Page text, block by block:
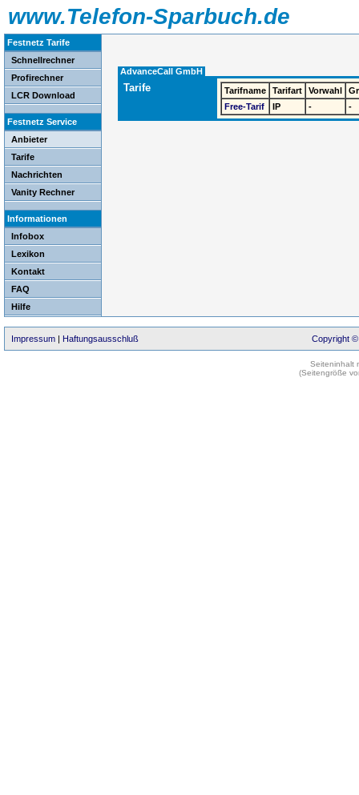
www.Telefon-Sparbuch.de
Festnetz Tarife
Schnellrechner
Profirechner
LCR Download
Festnetz Service
Anbieter
Tarife
Nachrichten
Vanity Rechner
Informationen
Infobox
Lexikon
Kontakt
FAQ
Hilfe
AdvanceCall GmbH
Tarife Tarifname Tarifart Vorwahl
Free-Tarif
IP - -
Impressum | Haftungsausschluß Copyright ©
Seiteninhalt
(Seitengröße